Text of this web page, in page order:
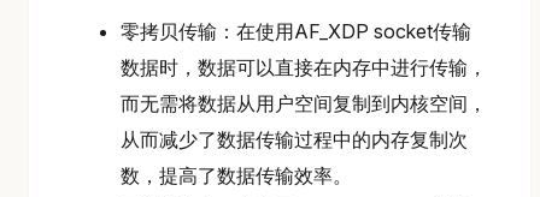
零拷贝传输：在使用AF_XDP socket传输
数据时，数据可以直接在内存中进行传输，
而无需将数据从用户空间复制到内核空间，
从而减少了数据传输过程中的内存复制次
数，提高了数据传输效率。